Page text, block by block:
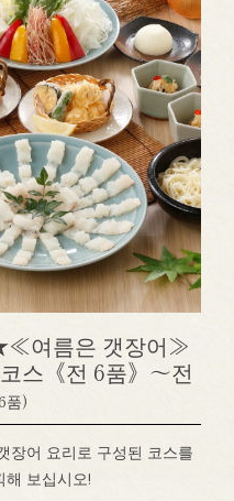
여름은 갯장어≫
스《전 6품》～전
품)
장어 요리로 구성된 코스를
해 보십시오!